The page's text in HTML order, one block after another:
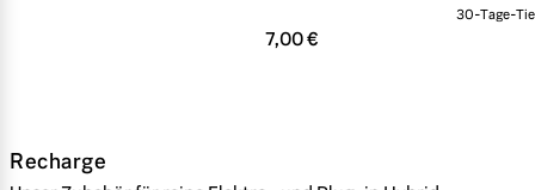
7,00 €
30-Tage-
Recharge